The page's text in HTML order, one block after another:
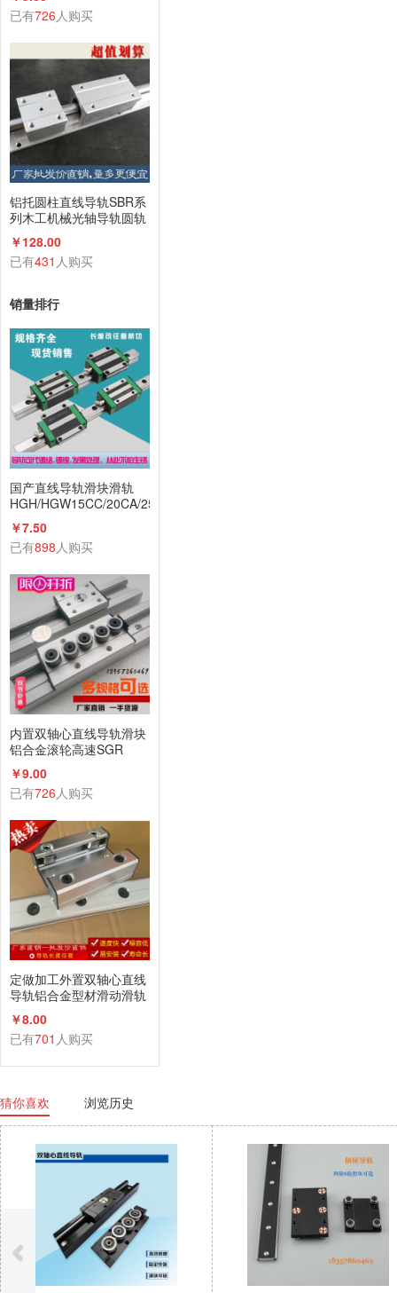
已有726人购买
铝托圆柱直线导轨SBR系
列木工机械光轴导轨圆轨
滑台滑轨滑块
￥128.00
已有431 人购买
销量排行
国产直线导轨滑块滑轨
HGH/HGW15CC/20CA/25/30/35/45
线性导轨线轨
￥7.50
已有898人购买
内置双轴心直线导轨滑块
铝合金滚轮高速SGR
B10N 15 20 25 35滑轨
￥9.00
已有726人购买
定做加工外置双轴心直线
导轨铝合金型材滑动滑轨
滑台滑块厂家直销
￥8.00
已有701 人购买
猜你喜欢 浏览历史